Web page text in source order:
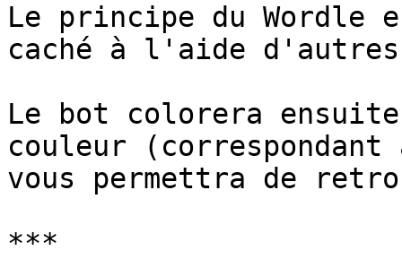
Le principe du Wordle
caché à l'aide
Le bot colorera
couleur
vous permettra de
***